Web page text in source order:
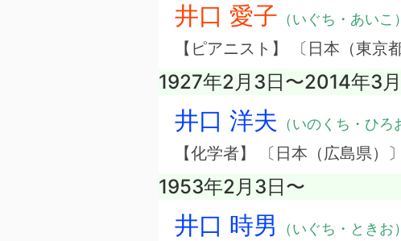
井口 愛子 （いぐち・あいこ）
【ピアニスト】 〔日本（東京都
1927年2月3日〜2014年3
井口 洋夫 （いのくち・ひろ
【化学者】 〔日本（広島県）〕
1953年2月3日〜
井口 時男 （いぐち・ときお）